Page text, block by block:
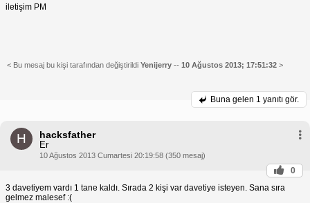
iletişim PM
< Bu mesaj bu kişi tarafından değiştirildi Yenijerry -- 10 Ağustos 2013; 17:51:32 >
Buna gelen 1 yanıtı gör.
H hacksfather
Er
10 Ağustos 2013 Cumartesi 20:19:58 (350 mesaj)
0
3 davetiyem vardı 1 tane kaldı. Sırada 2 kişi var davetiye isteyen. Sana sıra
gelmez malesef :(